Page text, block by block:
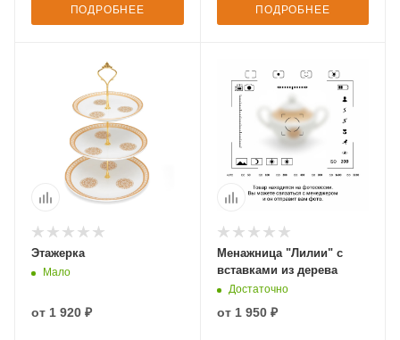
ПОДРОБНЕЕ ПОДРОБНЕЕ
Этажерка
Мало
от 1 920 ₽
Менажница "Лилии" с
вставками из дерева
Достаточно
от 1 950 ₽